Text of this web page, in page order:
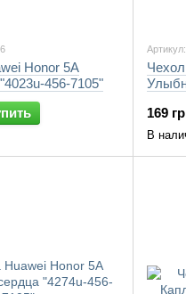
Honor 5A
456-7105"
169
В